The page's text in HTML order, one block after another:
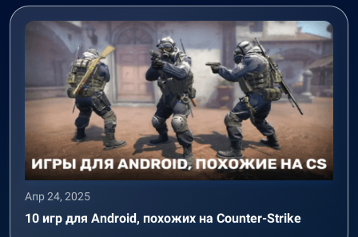
Апр 24, 2025
10 игр для Android, похожих на Counter-Strike